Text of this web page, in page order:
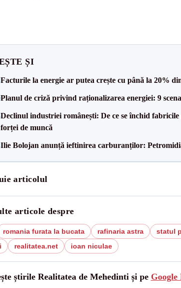
ȘI
Facturile la energie ar putea crește cu până la 20%
Planul de criză privind raționalizarea energiei: 9
Declinul industriei românești: De ce se închid
forței de muncă
Ilie Bolojan anunță ieftinirea carburanților:
articolul
articole despre
romania furata la bucata rafinaria astra statul
realitatea.net ioan niculae
știrile Realitatea de Mehedinti și pe Google